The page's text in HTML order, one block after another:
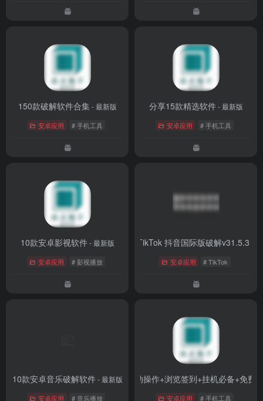
150款破解软件合集- 最新版
安卓应用 # 手机工具
分享15款精选软件- 最新版
安卓应用 # 手机工具
10款安卓影视软件- 最新版
安卓应用 # 影视播放
最新版TikTok 抖音国际版破解v31.5.3
安卓应用 # TikTok
10款安卓音乐破解软件- 最新版
安卓应用 # 音乐播放
上班打卡神器+自动操作+浏览签到+挂机必备+免费
安卓应用 # 手机工具